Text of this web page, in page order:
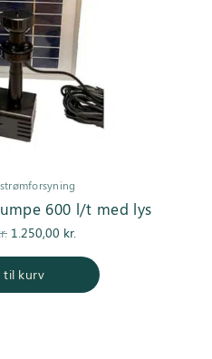
600 l/t med lys
Den
oprindelige
pris var:
1.450,00 kr..
1.250,00 kr.
aktuelle pris
1.250,00 kr..
til kurv